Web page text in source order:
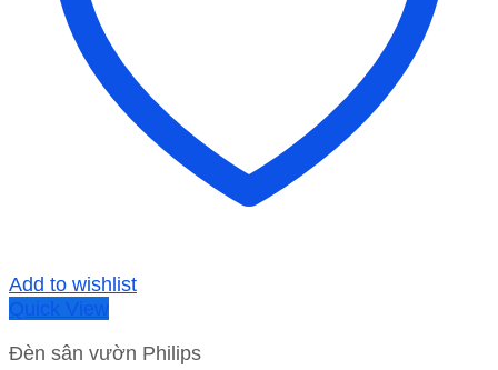
Add to wishlist
Quick View
Đèn sân vườn Philips